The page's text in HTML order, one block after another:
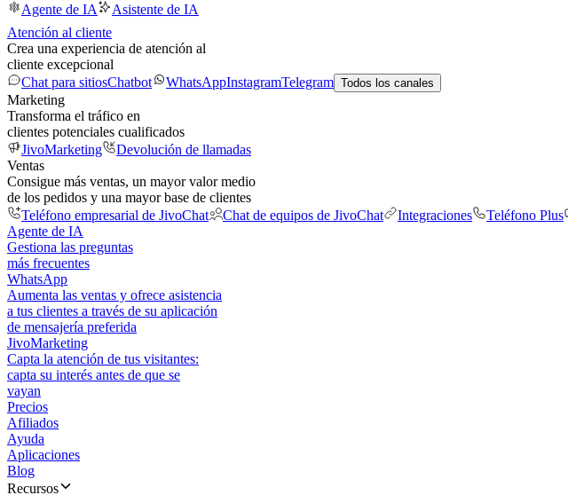
Agente de IA
Asistente de IA
Atención al cliente
Crea una experiencia de atención al
cliente excepcional
Chat para sitiosChatbot WhatsAppInstagramTelegram Todos los canales
Marketing
Transforma el tráfico en
clientes potenciales cualificados
JivoMarketing
Devolución de llamadas
Ventas
Consigue más ventas, un mayor valor medio
de los pedidos y una mayor base de clientes
Teléfono empresarial de JivoChat
Chat de equipos de JivoChat Integraciones Teléfono Plus
Agente de IA
Gestiona las preguntas
más frecuentes
WhatsApp
Aumenta las ventas y ofrece asistencia
a tus clientes a través de su aplicación
de mensajería preferida
JivoMarketing
Capta la atención de tus visitantes:
capta su interés antes de que se
vayan
Precios
Afiliados
Ayuda
Aplicaciones
Blog
Recursos